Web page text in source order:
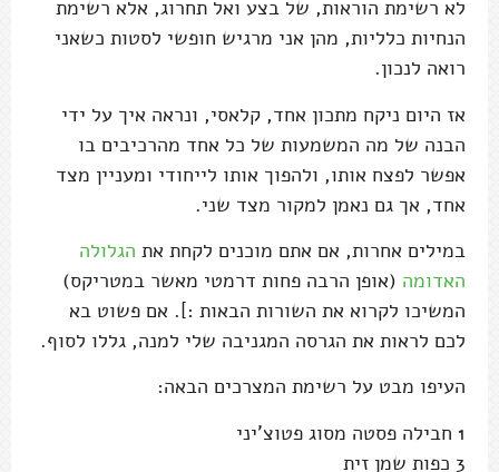
לא רשימת הוראות, של בצע ואל תחרוג, אלא רשימת
הנחיות כלליות, מהן אני מרגיש חופשי לסטות כשאני
רואה לנכון.
אז היום ניקח מתכון אחד, קלאסי, ונראה איך על ידי
הבנה של מה המשמעות של כל אחד מהרכיבים בו
אפשר לפצח אותו, ולהפוך אותו לייחודי ומעניין מצד
אחד, אך גם נאמן למקור מצד שני.
במילים אחרות, אם אתם מוכנים לקחת את הגלולה
האדומה (אופן הרבה פחות דרמטי מאשר במטריקס)
המשיכו לקרוא את השורות הבאות :]. אם פשוט בא
לכם לראות את הגרסה המגניבה שלי למנה, גללו לסוף.
העיפו מבט על רשימת המצרכים הבאה:
1 חבילה פסטה מסוג פטוצ'יני
3 כפות שמן זית